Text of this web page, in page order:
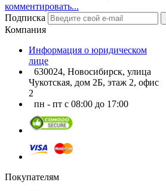
комментировать...
Подписка
Компания
Информация о юридическом
лице
630024, Новосибирск, улица
Чукотская, дом 2Б, этаж 2, офис
2
пн - пт с 08:00 до 17:00
Покупателям